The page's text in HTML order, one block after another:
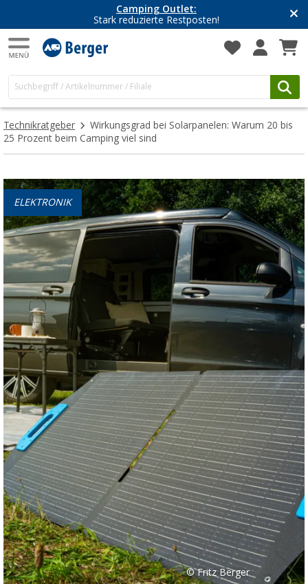
Camping Outlet:
Stark reduzierte Restposten!
Technikratgeber
Wirkungsgrad bei Solarpanelen: Warum 20 bis
25 Prozent beim Camping viel sind
ELEKTRONIK
© Fritz Berger